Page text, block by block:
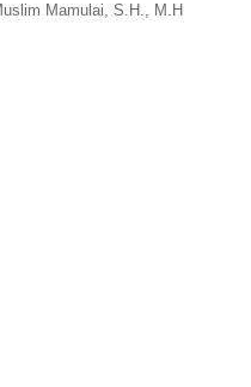
Mamulai, S.H., M.H